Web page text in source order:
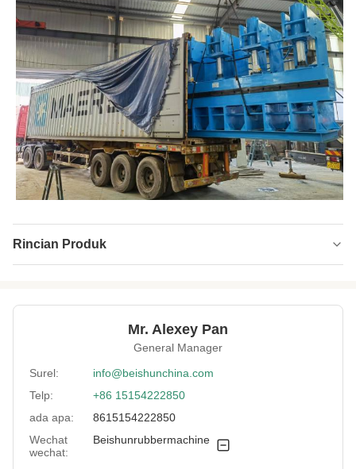
Rincian Produk
Cylinder Diameter:300mm*12 set
Perawatan Poles
Heating Plate: 4000*400mm
Heating Mode: Pemanas listrik
Heating Way: listrik, minyak termal atau uap
Plate Daylight:
Mr. Alexey Pan
General Manager
Surel:
info@beishunchina.com
Telp:
+86 15154222850
ada apa:
8615154222850
Wechat
wechat:
Beishunrubbermachine